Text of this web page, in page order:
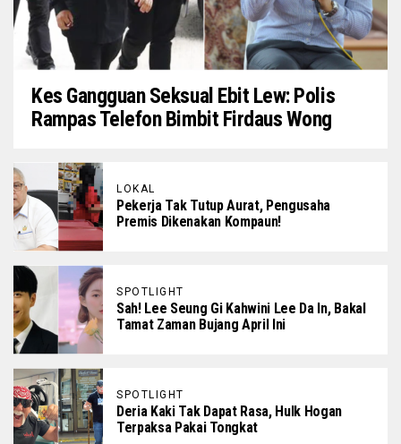
Kes Gangguan Seksual Ebit Lew: Polis
Rampas Telefon Bimbit Firdaus Wong
LOKAL
Pekerja Tak Tutup Aurat, Pengusaha
Premis Dikenakan Kompaun!
SPOTLIGHT
Sah! Lee Seung Gi Kahwini Lee Da In, Bakal
Tamat Zaman Bujang April Ini
SPOTLIGHT
Deria Kaki Tak Dapat Rasa, Hulk Hogan
Terpaksa Pakai Tongkat